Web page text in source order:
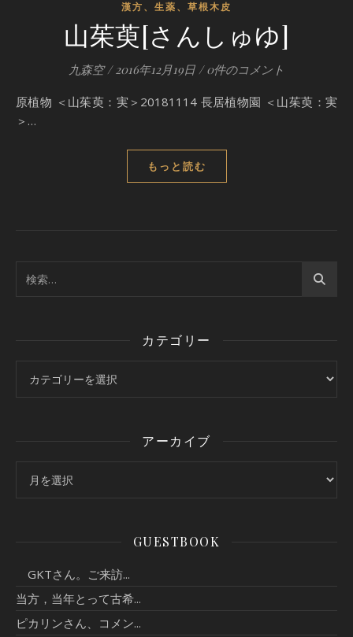
漢方、生薬、草根木皮
山茱萸[さんしゅゆ]
九森空 / 2016年12月19日 / 0件のコメント
原植物 ＜山茱萸：実＞20181114 長居植物園 ＜山茱萸：実
＞…
もっと読む
カテゴリー
アーカイブ
GUESTBOOK
GKTさん。ご来訪...
当方，当年とって古希...
ピカリンさん、コメン...